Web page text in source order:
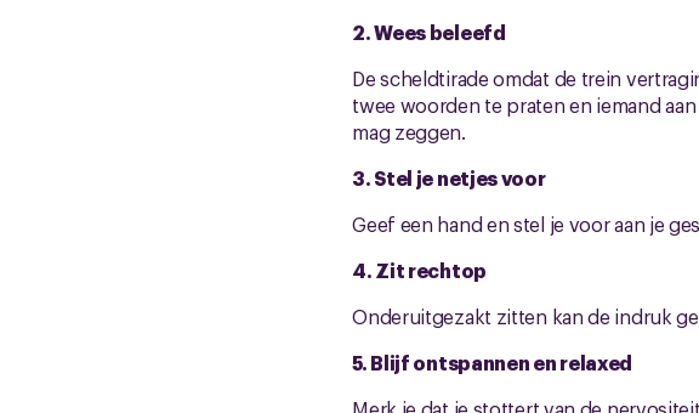
2. Wees beleefd
De scheldtirade omdat de trein
twee woorden te praten en iemand
mag zeggen.
3. Stel je netjes voor
Geef een hand en stel je voor aan je
4. Zit rechtop
Onderuitgezakt zitten kan de indruk
5. Blijf ontspannen en relaxed